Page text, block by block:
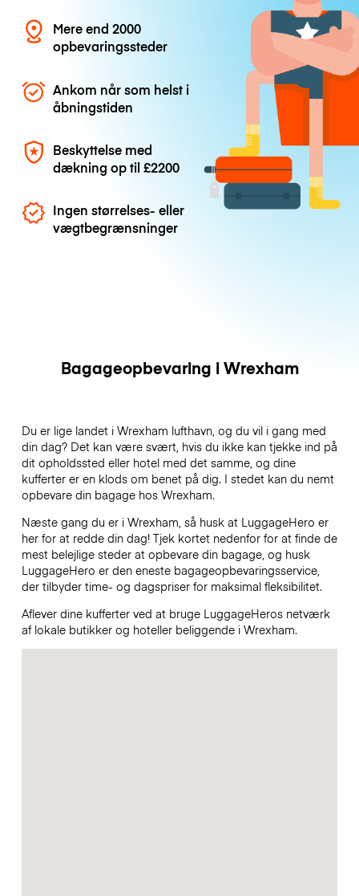
Mere end 2000
opbevaringssteder
Ankom når som helst i
åbningstiden
Beskyttelse med
dækning op til£2200
Ingen størrelses- eller
vægtbegrænsninger
Bagageopbevaring i Wrexham
Du er lige landet i Wrexham lufthavn, og du vil i gang med
din dag? Det kan være svært, hvis du ikke kan tjekke ind på
dit opholdssted eller hotel med det samme, og dine
kufferter er en klods om benet på dig. I stedet kan du nemt
opbevare din bagage hos Wrexham.
Næste gang du er i Wrexham, så husk at LuggageHero er
her for at redde din dag! Tjek kortet nedenfor for at finde de
mest belejlige steder at opbevare din bagage, og husk
LuggageHero er den eneste bagageopbevaringsservice,
der tilbyder time- og dagspriser for maksimal fleksibilitet.
Aflever dine kufferter ved at bruge LuggageHeros netværk
af lokale butikker og hoteller beliggende i Wrexham.